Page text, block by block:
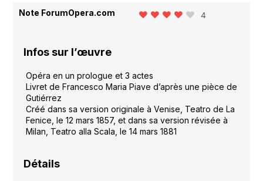
Note ForumOpera.com 4
Infos sur l’œuvre
Opéra en un prologue et 3 actes
Livret de Francesco Maria Piave d’après une pièce de
Gutiérrez
Créé dans sa version originale à Venise, Teatro de La
Fenice, le 12 mars 1857, et dans sa version révisée à
Milan, Teatro alla Scala, le 14 mars 1881
Détails